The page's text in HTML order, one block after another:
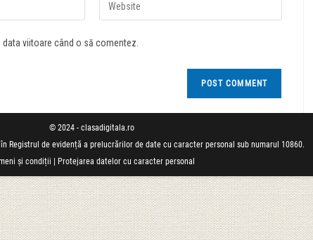
viitoare când o să comentez.
© 2024 - clasadigitala.ro
în Registrul de evidență a prelucrărilor de date cu caracter personal sub numarul 10860.
și condiții
Protejarea datelor cu caracter personal